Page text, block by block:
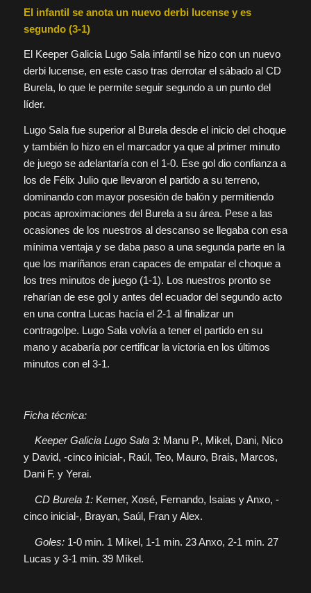
El infantil se anota un nuevo derbi lucense y es
segundo (3-1)
El Keeper Galicia Lugo Sala infantil se hizo con un nuevo
derbi lucense, en este caso tras derrotar el sábado al CD
Burela, lo que le permite seguir segundo a un punto del
líder.
Lugo Sala fue superior al Burela desde el inicio del choque
y también lo hizo en el marcador ya que al primer minuto
de juego se adelantaría con el 1-0. Ese gol dio confianza a
los de Félix Julio que llevaron el partido a su terreno,
dominando con mayor posesión de balón y permitiendo
pocas aproximaciones del Burela a su área. Pese a las
ocasiones de los nuestros al descanso se llegaba con esa
mínima ventaja y se daba paso a una segunda parte en la
que los mariñanos eran capaces de empatar el choque a
los tres minutos de juego (1-1). Los nuestros pronto se
reharían de ese gol y antes del ecuador del segundo acto
en una contra Lucas hacía el 2-1 al finalizar un
contragolpe. Lugo Sala volvía a tener el partido en su
mano y acabaría por certificar la victoria en los últimos
minutos con el 3-1.
Ficha técnica:
Keeper Galicia Lugo Sala 3: Manu P., Mikel, Dani, Nico
y David, -cinco inicial-, Raúl, Teo, Mauro, Brais, Marcos,
Dani F. y Yerai.
CD Burela 1: Kemer, Xosé, Fernando, Isaias y Anxo, -
cinco inicial-, Brayan, Saúl, Fran y Alex.
Goles: 1-0 min. 1 Míkel, 1-1 min. 23 Anxo, 2-1 min. 27
Lucas y 3-1 min. 39 Míkel.